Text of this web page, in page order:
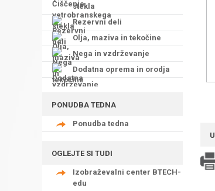
stekla
Rezervni deli
Olja, maziva in tekočine
Nega in vzdrževanje
Dodatna oprema in orodja
PONUDBA TEDNA
Ponudba tedna
OGLEJTE SI TUDI
Izobraževalni center BTECH-
edu